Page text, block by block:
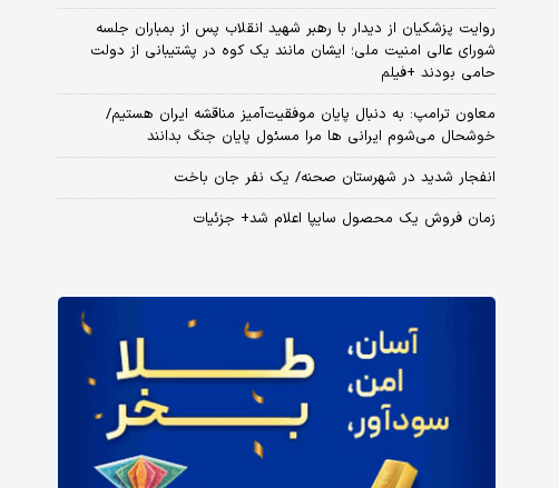
روایت پزشکیان از دیدار با رهبر شهید انقلاب پس از بمباران جلسه
شورای عالی امنیت ملی؛ ایشان مانند یک کوه در پشتیبانی از دولت
حامی بودند +فیلم
معاون ترامپ: به دنبال پایان موفقیت‌آمیز مناقشه ایران هستیم/
خوشحال می‌شوم ایرانی ها مرا مسئول پایان جنگ بدانند
انفجار شدید در شهرستان صحنه/ یک نفر جان باخت
زمان فروش یک محصول سایپا اعلام شد+ جزئیات